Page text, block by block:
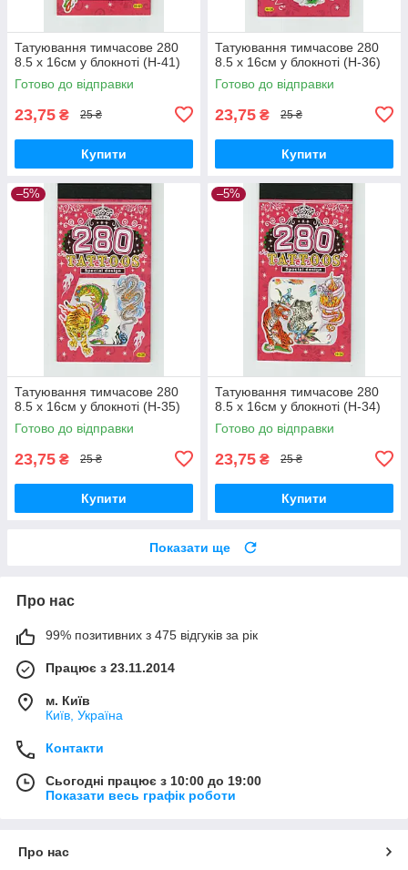
Татуювання тимчасове 280
8.5 х 16см у блокноті (H-41)
Готово до відправки
23,75 ₴ 25 ₴
Купити
Татуювання тимчасове 280
8.5 х 16см у блокноті (H-36)
Готово до відправки
23,75 ₴ 25 ₴
Купити
–5%
Татуювання тимчасове 280
8.5 х 16см у блокноті (H-35)
Готово до відправки
23,75 ₴ 25 ₴
Купити
–5%
Татуювання тимчасове 280
8.5 х 16см у блокноті (H-34)
Готово до відправки
23,75 ₴ 25 ₴
Купити
Показати ще
Про нас
99% позитивних з 475 відгуків за рік
Працює з 23.11.2014
м. Київ
Київ, Україна
Контакти
Сьогодні працює з 10:00 до 19:00
Показати весь графік роботи
Про нас